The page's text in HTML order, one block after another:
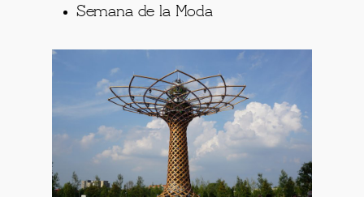
Semana de la Moda